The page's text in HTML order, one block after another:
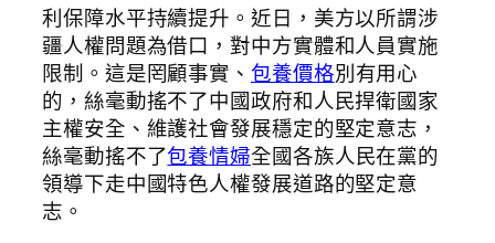
利保障水平持續提升。近日，美方以所謂涉
疆人權問題為借口，對中方實體和人員實施
限制。這是罔顧事實、 包養價格別有用心
的，絲毫動搖不了中國政府和人民捍衛國家
主權安全、維護社會發展穩定的堅定意志，
絲毫動搖不了包養情婦全國各族人民在黨的
領導下走中國特色人權發展道路的堅定意
志。